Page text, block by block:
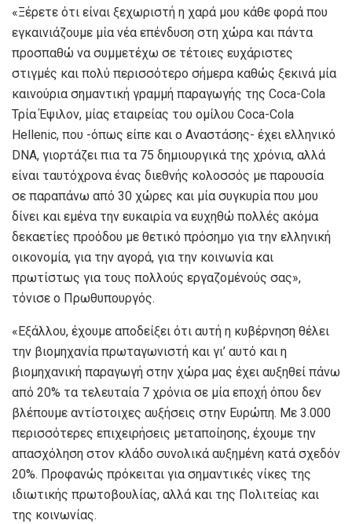
«Ξέρετε ότι είναι ξεχωριστή η χαρά μου κάθε φορά που
εγκαινιάζουμε μία νέα επένδυση στη χώρα και πάντα
προσπαθώ να συμμετέχω σε τέτοιες ευχάριστες
στιγμές και πολύ περισσότερο σήμερα καθώς ξεκινά μία
καινούρια σημαντική γραμμή παραγωγής της Coca-Cola
Τρία Έψιλον, μίας εταιρείας του ομίλου Coca-Cola
Hellenic, που -όπως είπε και ο Αναστάσης- έχει ελληνικό
DNA, γιορτάζει πια τα 75 δημιουργικά της χρόνια, αλλά
είναι ταυτόχρονα ένας διεθνής κολοσσός με παρουσία
σε παραπάνω από 30 χώρες και μία συγκυρία που μου
δίνει και εμένα την ευκαιρία να ευχηθώ πολλές ακόμα
δεκαετίες προόδου με θετικό πρόσημο για την ελληνική
οικονομία, για την αγορά, για την κοινωνία και
πρωτίστως για τους πολλούς εργαζομένούς σας»,
τόνισε ο Πρωθυπουργός.
«Εξάλλου, έχουμε αποδείξει ότι αυτή η κυβέρνηση θέλει
την βιομηχανία πρωταγωνιστή και γι’ αυτό και η
βιομηχανική παραγωγή στην χώρα μας έχει αυξηθεί πάνω
από 20% τα τελευταία 7 χρόνια σε μία εποχή όπου δεν
βλέπουμε αντίστοιχες αυξήσεις στην Ευρώπη. Με 3.000
περισσότερες επιχειρήσεις μεταποίησης, έχουμε την
απασχόληση στον κλάδο συνολικά αυξημένη κατά σχεδόν
20%. Προφανώς πρόκειται για σημαντικές νίκες της
ιδιωτικής πρωτοβουλίας, αλλά και της Πολιτείας και
της κοινωνίας.